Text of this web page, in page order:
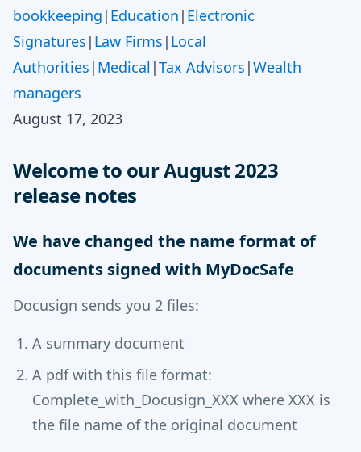
bookkeeping | Education | Electronic
Signatures | Law Firms | Local
Authorities | Medical |Tax Advisors |Wealth
managers
August 17, 2023
Welcome to our August 2023
release notes
We have changed the name format of
documents signed with MyDocSafe
Docusign sends you 2 files:
A summary document
A pdf with this file format:
Complete_with_Docusign_XXX where XXX is
the file name of the original document